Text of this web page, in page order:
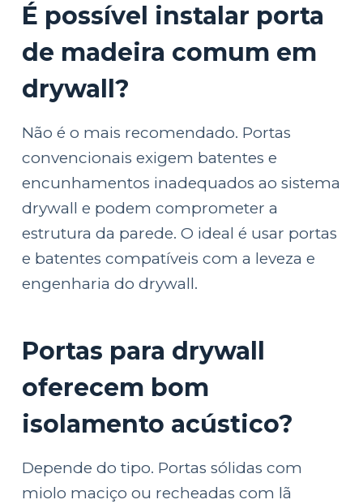
É possível instalar porta
de madeira comum em
drywall?
Não é o mais recomendado. Portas
convencionais exigem batentes e
encunhamentos inadequados ao sistema
drywall e podem comprometer a
estrutura da parede. O ideal é usar portas
e batentes compatíveis com a leveza e
engenharia do drywall.
Portas para drywall
oferecem bom
isolamento acústico?
Depende do tipo. Portas sólidas com
miolo maciço ou recheadas com lã